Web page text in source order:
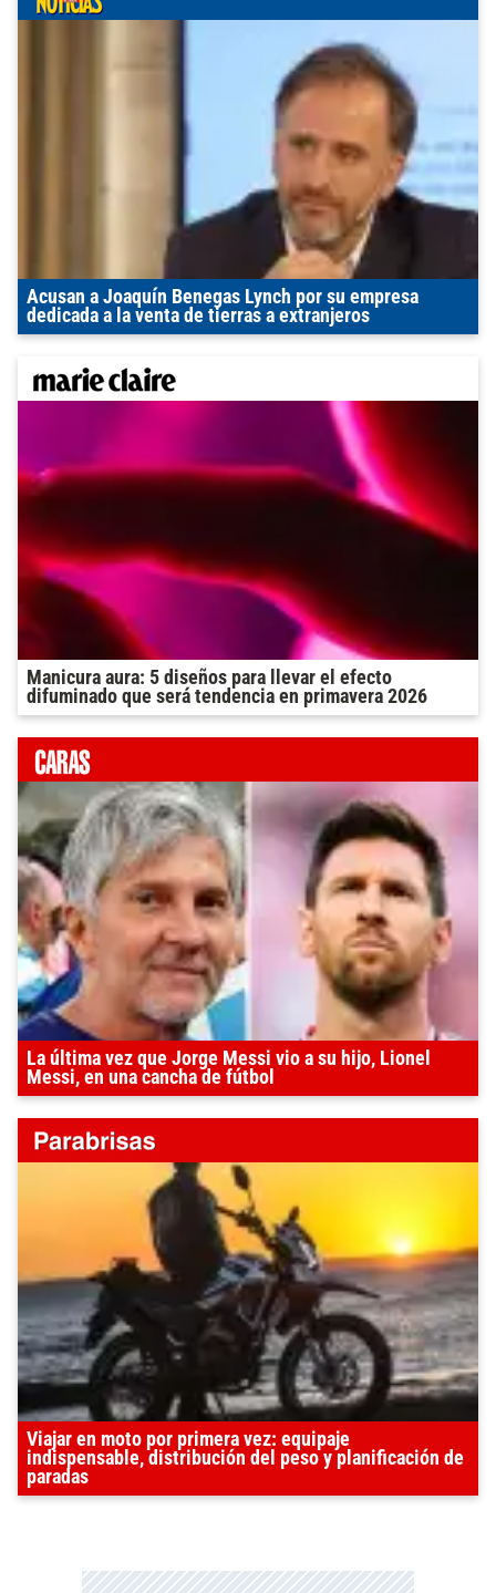
Acusan a Joaquín Benegas Lynch por su empresa
dedicada a la venta de tierras a extranjeros
Manicura aura: 5 diseños para llevar el efecto
difuminado que será tendencia en primavera 2026
La última vez que Jorge Messi vio a su hijo, Lionel
Messi, en una cancha de fútbol
Viajar en moto por primera vez: equipaje
indispensable, distribución del peso y planificación de
paradas